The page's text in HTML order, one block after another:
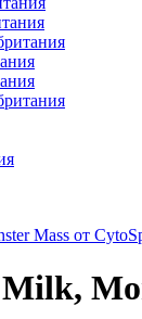
Mass от